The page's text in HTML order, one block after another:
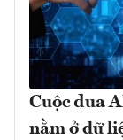
Cuộc đua
nằm ở dữ